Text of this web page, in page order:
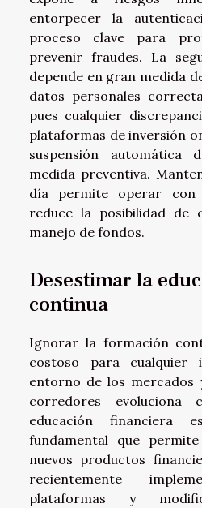
entorpecer la
proceso clave para
prevenir fraudes. La
depende en gran medida
datos personales
pues cualquier
plataformas de inversión
suspensión automática
medida preventiva.
día permite operar con
reduce la posibilidad de
manejo de fondos.
Desestimar la
continua
Ignorar la formación
costoso para cualquier
entorno de los mercados
corredores evoluciona
educación financiera
fundamental que
nuevos productos
recientemente
plataformas y